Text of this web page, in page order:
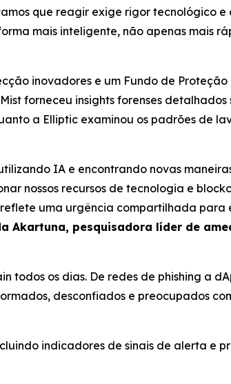
que reagir exige rigor tecnológico
mais inteligente, não apenas mais
inovadores e um Fundo de Proteção
forneceu insights forenses
a Elliptic examinou os padrões de
IA e encontrando novas
nossos recursos de tecnologia e
uma urgência compartilhada para
Akartuna, pesquisadora líder de
todos os dias. De redes de phishing a
desconfiados e preocupados
indicadores de sinais de alerta e